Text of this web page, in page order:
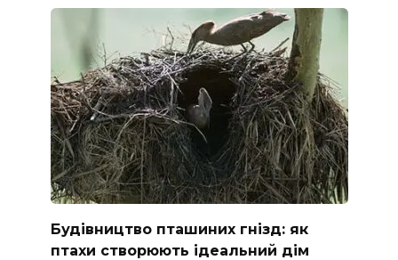
Будівництво пташиних гнізд: як
птахи створюють ідеальний дім